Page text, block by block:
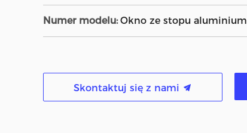
Numer modelu: Okno ze stopu aluminium
Skontaktuj się z nami